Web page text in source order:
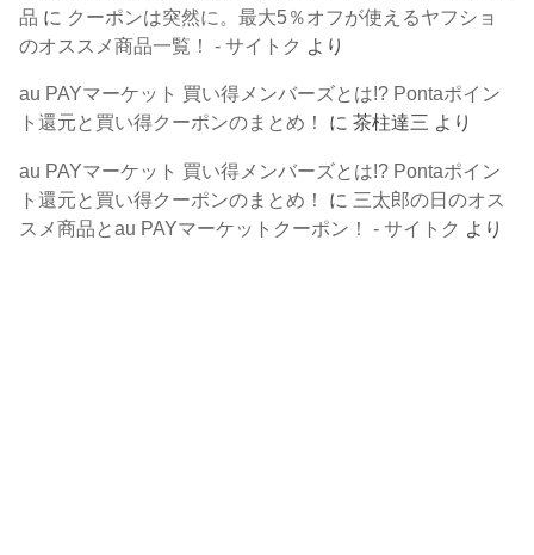
品 に クーポンは突然に。最大5％オフが使えるヤフショ
のオススメ商品一覧！ - サイトク より
au PAYマーケット 買い得メンバーズとは!? Pontaポイン
ト還元と買い得クーポンのまとめ！
に茶柱達三 より
au PAYマーケット 買い得メンバーズとは!? Pontaポイン
ト還元と買い得クーポンのまとめ！
に 三太郎の日のオス
スメ商品とau PAYマーケットクーポン！ - サイトク より